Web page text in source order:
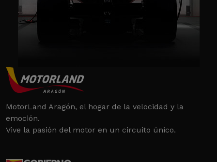
MotorLand Aragón, el hogar de la velocidad y la
emoción.
Vive la pasión del motor en un circuito único.